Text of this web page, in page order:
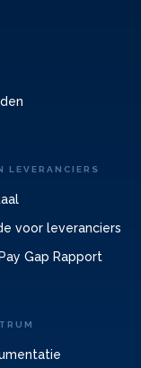
LEVERANCIERS
voor leveranciers
Gap Rapport